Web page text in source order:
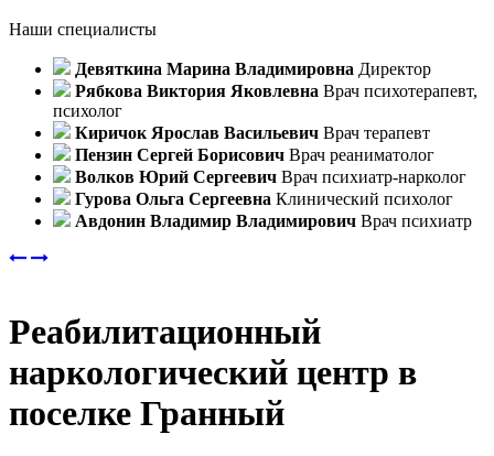
Наши специалисты
Девяткина Марина Владимировна Директор
Рябкова Виктория Яковлевна Врач психотерапевт,
психолог
Киричок Ярослав Васильевич Врач терапевт
Пензин Сергей Борисович Врач реаниматолог
Волков Юрий Сергеевич Врач психиатр-нарколог
Гурова Ольга Сергеевна Клинический психолог
Авдонин Владимир Владимирович Врач психиатр
Реабилитационный
наркологический центр в
поселке Гранный